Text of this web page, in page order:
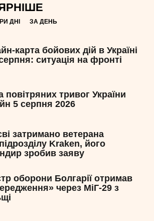
ДНІ ЗА ДЕНЬ
карта бойових дій в Україні
ситуація на фронті
повітряних тривог України
5 серпня 2026
затримано ветерана
Kraken, його
зробив заяву
оборони Болгарії отримав
через МіГ-29 з